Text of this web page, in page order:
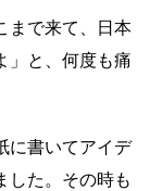
まで来て、日本
」と、何度も痛
に書いてアイデ
した。その時も